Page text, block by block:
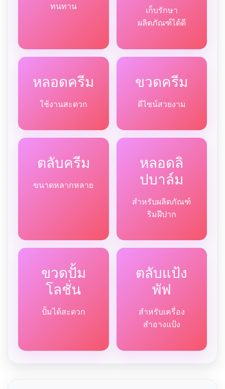
ทนทาน
เก็บรักษา
ผลิตภัณฑ์ได้ดี
หลอดครีม
ใช้งานสะดวก
ขวดครีม
ดีไซน์สวยงาม
ตลับครีม
ขนาดหลากหลาย
หลอดลิ
ปบาล์ม
สำหรับผลิตภัณฑ์
ริมฝีปาก
ขวดปั้ม
โลชั่น
ปั้มได้สะดวก
ตลับแป้ง
พัฟ
สำหรับเครื่อง
สำอางแป้ง